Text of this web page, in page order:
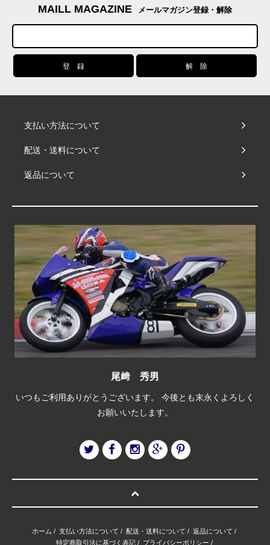
MAILL MAGAZINE メールマガジン登録・解除
支払い方法について
配送・送料について
返品について
尾﨑 秀男
いつもご利用ありがとうございます。 今後とも末永くよろしく
お願いいたします。
ホーム / 支払い方法について / 配送・送料について / 返品について /
特定商取引法に基づく表記/ プライバシーポリシー /